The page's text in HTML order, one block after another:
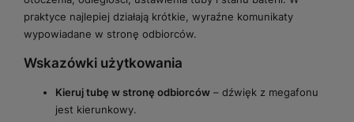
praktyce najlepiej działają krótkie, wyraźne komunikaty
wypowiadane w stronę odbiorców.
Wskazówki użytkowania
Kieruj tubę w stronę odbiorców – dźwięk z megafonu
jest kierunkowy.